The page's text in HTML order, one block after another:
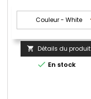
 Détails du produit
 En stock